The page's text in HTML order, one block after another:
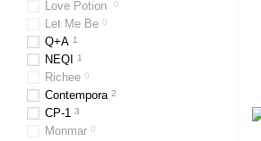
Love Potion 0
Let Me Be 0
Q+A 1
NEQI 1
Richee 0
Contempora 2
CP-1 3
Monmar 0